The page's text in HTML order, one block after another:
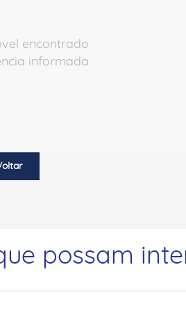
encontrado
informada.
possam